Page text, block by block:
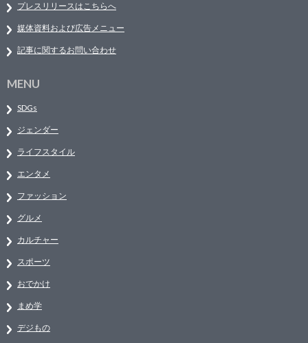
プレスリリースはこちらへ
媒体資料および広告メニュー
記事に関するお問い合わせ
MENU
SDGs
ジェンダー
ライフスタイル
エンタメ
ファッション
グルメ
カルチャー
スポーツ
おでかけ
まめ学
デジもの